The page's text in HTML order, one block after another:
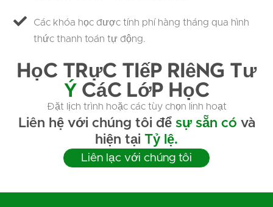
Các khóa học được tính phí hàng tháng qua hình
thức thanh toán tự động.
Học trực tiếp riêng tư
Ý Các lớp học
Đặt lịch trình hoặc các tùy chọn linh hoạt
Liên hệ với chúng tôi để sự sẵn có và
hiện tại Tỷ lệ.
Liên lạc với chúng tôi